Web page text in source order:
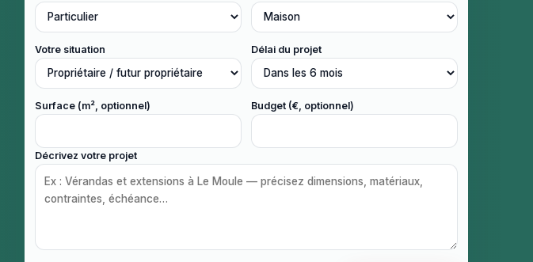
Votre situation Délai du projet
Surface (m², optionnel) Budget (€, optionnel)
Décrivez votre projet